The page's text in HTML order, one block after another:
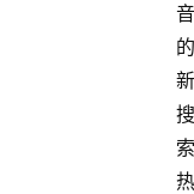
音
的
新
搜
索
热